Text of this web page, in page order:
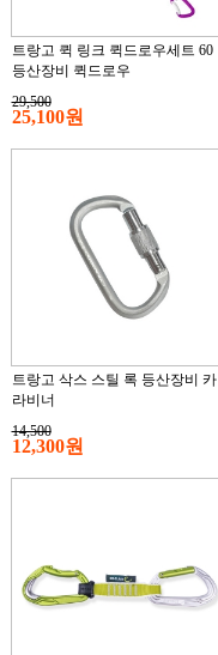
트랑고 퀵 링크 퀵드로우세트 60
등산장비 퀵드로우
29,500
25,100원
트랑고 삭스 스틸 록 등산장비 카
라비너
14,500
12,300원